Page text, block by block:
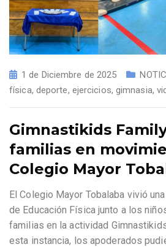
1 de Diciembre de 2025
física, deporte, ejercicios, gimnasia,
Gimnastikids
familias en
Colegio Mayor
El Colegio Mayor Tobalaba vivió
de Educación Física junto a los
familias en la actividad
esta instancia, los apoderados